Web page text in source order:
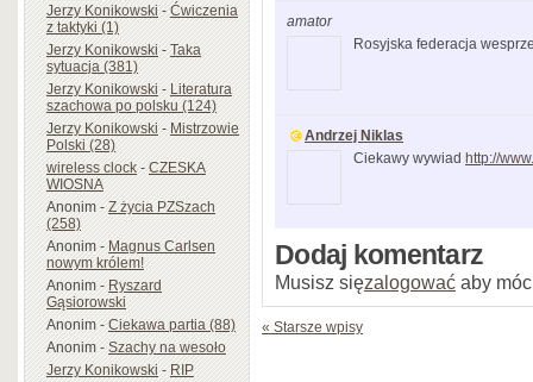
Jerzy Konikowski-Ćwiczenia
z taktyki (1)
Jerzy Konikowski-Taka
sytuacja (381)
Jerzy Konikowski-Literatura
szachowa po polsku (124)
Jerzy Konikowski-Mistrzowie
Polski (28)
wireless clock-CZESKA
WIOSNA
Anonim-Z życia PZSzach
(258)
Anonim-Magnus Carlsen
nowym królem!
Anonim-Ryszard
Gąsiorowski
Anonim-Ciekawa partia (88)
Anonim-Szachy na wesoło
Jerzy Konikowski-RIP
amator
Rosyjska federacja
Andrzej Niklas
Ciekawy wywiad http://
Dodaj komentarz
Musisz sięzalogować aby
« Starsze wpisy